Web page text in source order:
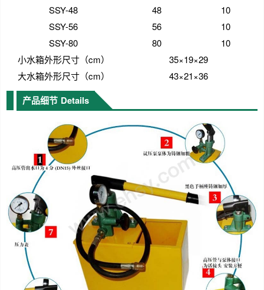
SSY-48
48
10
SSY-56
56
10
SSY-80
80
10
小水箱外形尺寸（cm）
35×19×29
大水箱外形尺寸（cm）
43×21×36
产品细节 Details